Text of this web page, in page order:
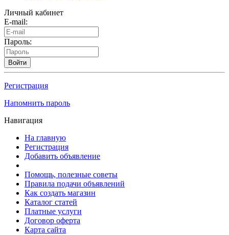
Личный кабинет
E-mail:
Пароль:
Войти
Регистрация
Напомнить пароль
Навигация
На главную
Регистрация
Добавить объявление
Помощь, полезные советы
Правила подачи объявлений
Как создать магазин
Каталог статей
Платные услуги
Договор оферта
Карта сайта